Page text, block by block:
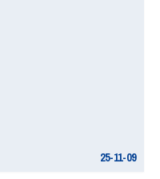
25-11-09